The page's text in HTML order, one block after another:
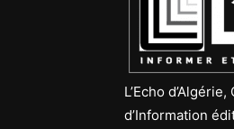
L’Echo
d’Information